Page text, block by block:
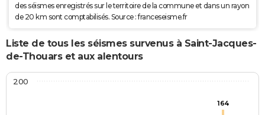
des séismes enregistrés sur le territoire de la commune et dans un rayon
de 20 km sont comptabilisés. Source : franceseisme.fr
Liste de tous les séismes survenus à Saint-Jacques-
de-Thouars et aux alentours
164
200